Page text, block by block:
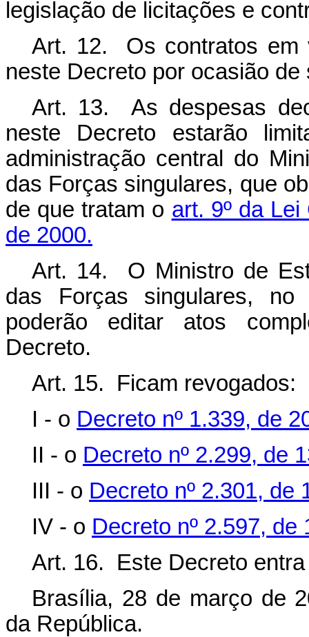
legislação de licitações e
Art. 12. Os contratos em
neste Decreto por ocasião
Art. 13. As despesas
neste Decreto estarão
administração central do
das Forças singulares, que
de que tratam o art. 9º da
de 2000.
Art. 14. O Ministro de
das Forças singulares, no
poderão editar atos
Decreto.
Art. 15. Ficam revogados:
I - o Decreto nº 1.339, de
II - o Decreto nº 2.299, de
III - o Decreto nº 2.301, de
IV - o Decreto nº 2.597, de
Art. 16. Este Decreto
Brasília, 28 de março de
da República.